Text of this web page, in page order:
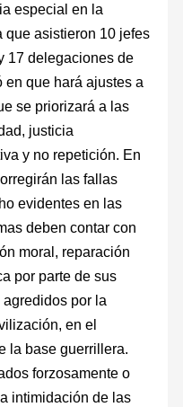
especial en la
que asistieron 10 jefes
17 delegaciones de
en que hará ajustes a
se priorizará a las
justicia
y no repetición. En
las fallas
evidentes en las
deben contar con
moral, reparación
por parte de sus
por la
en el
la base guerrillera.
forzosamente o
intimidación de las